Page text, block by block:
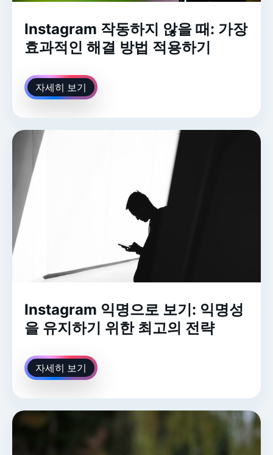
Instagram 작동하지 않을 때: 가장
효과적인 해결 방법 적용하기
자세히 보기
Instagram 익명으로 보기: 익명성
을 유지하기 위한 최고의 전략
자세히 보기